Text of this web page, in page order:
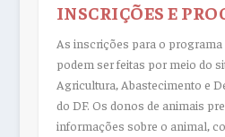
INSCRIÇÕES E
As inscrições para o
podem ser feitas por meio do
Agricultura, Abastecimento e
do DF. Os donos de animais
informações sobre o animal,